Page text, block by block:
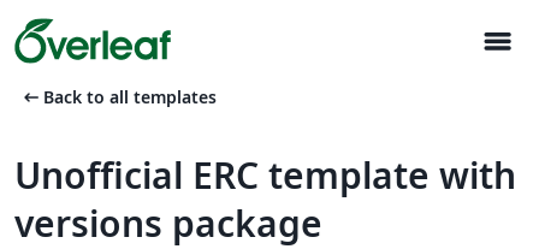
menu
arrow_left_alt Back to all templates
Unofficial ERC template with
versions package